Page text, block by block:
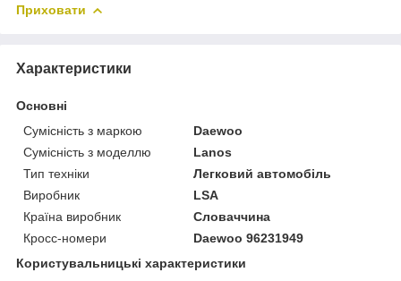
Приховати
Характеристики
Основні
Сумісність з маркою
Daewoo
Сумісність з моделлю
Lanos
Тип техніки
Легковий автомобіль
Виробник
LSA
Країна виробник
Словаччина
Кросс-номери
Daewoo 96231949
Користувальницькі характеристики